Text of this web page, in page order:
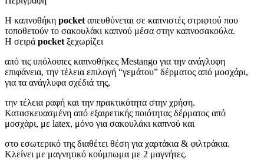
Η καπνοθήκη pocket απευθύνεται σε καπνιστές στριφτού που
τοποθετούν το σακουλάκι καπνού μέσα στην καπνοσακούλα.
Η σειρά pocket ξεχωρίζει
από τις υπόλοιπες καπνοθήκες Mestango για την ανάγλυφη
επιφάνεια, την τέλεια επιλογή “γεμάτου” δέρματος από μοσχάρι,
για τα ανάγλυφα σχέδιά της,
την τέλεια ραφή και την πρακτικότητα στην χρήση.
Κατασκευασμένη από εξαιρετικής ποιότητας δέρματος από
μοσχάρι, με latex, μόνο για σακουλάκι καπνού και
στο εσωτερικό της διαθέτει θέση για χαρτάκια & φιλτράκια.
Κλείνει με μαγνητικό κούμπωμα με 2 μαγνήτες.